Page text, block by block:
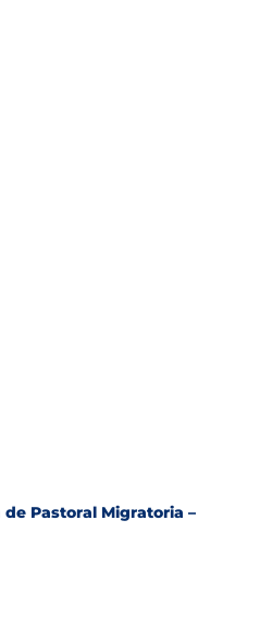
Pastoral Migratoria –